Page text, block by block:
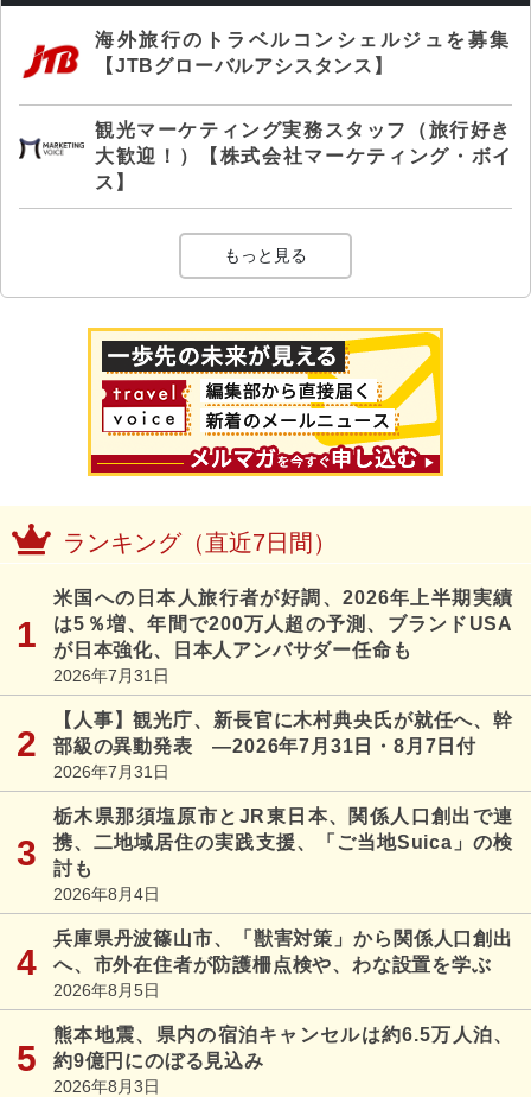
海外旅行のトラベルコンシェルジュを募集
【JTBグローバルアシスタンス】
観光マーケティング実務スタッフ（旅行好き
大歓迎！）【株式会社マーケティング・ボイ
ス】
もっと見る
ランキング（直近7日間）
米国への日本人旅行者が好調、2026年上半期実績
は5％増、年間で200万人超の予測、ブランドUSA
が日本強化、日本人アンバサダー任命も
2026年7月31日
【人事】観光庁、新長官に木村典央氏が就任へ、幹
部級の異動発表 ―2026年7月31日・8月7日付
2026年7月31日
栃木県那須塩原市とJR東日本、関係人口創出で連
携、二地域居住の実践支援、「ご当地Suica」の検
討も
2026年8月4日
兵庫県丹波篠山市、「獣害対策」から関係人口創出
へ、市外在住者が防護柵点検や、わな設置を学ぶ
2026年8月5日
熊本地震、県内の宿泊キャンセルは約6.5万人泊、
約9億円にのぼる見込み
2026年8月3日